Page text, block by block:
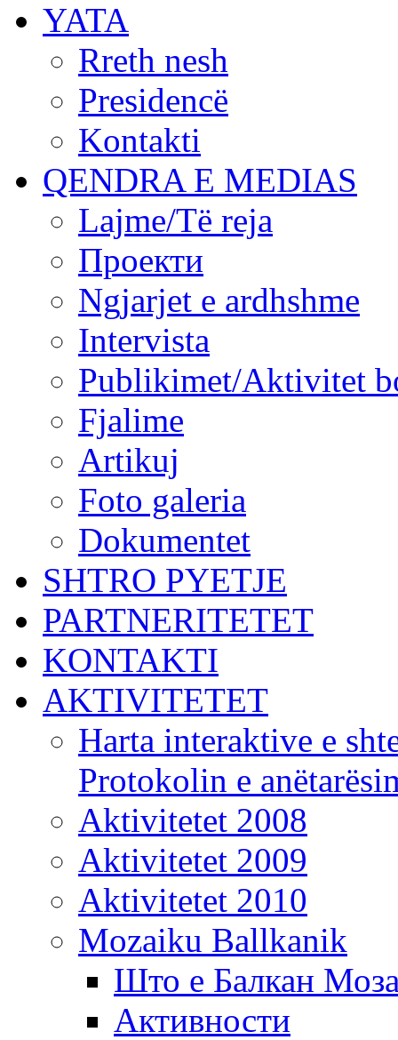
YATA
Rreth nesh
Presidencë
Kontakti
QENDRA E MEDIAS
Lajme/Të reja
Проекти
Ngjarjet e ardhshme
Intervista
Publikimet/Aktivitet
Fjalime
Artikuj
Foto galeria
Dokumentet
SHTRO PYETJE
PARTNERITETET
KONTAKTI
AKTIVITETET
Harta interaktive e
Protokolin e
Aktivitetet 2008
Aktivitetet 2009
Aktivitetet 2010
Mozaiku Ballkanik
Што е Балкан
Активности